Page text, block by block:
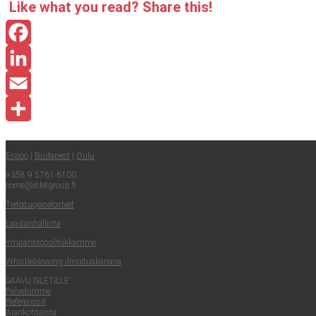
Like what you read? Sha­re this!
Facebook
LinkedIn
Email
Espoo | Buda­pest | Oulu
+358 9 5761 6100
come@​isletgroup.​fi
Tie­to­suo­ja­se­los­teet
Laa­dun­hal­lin­ta
Ympä­ris­tö­po­li­tiik­kam­me
Whist­le­blowing ilmoituskanava
SAA­VU ISLETILLE
Pal­ve­lum­me
Refe­rens­sit
Ajan­koh­tais­ta